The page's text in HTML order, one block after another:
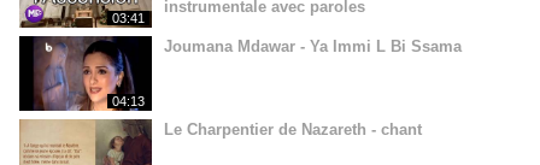
03:41
instrumentale avec paroles
04:13
Joumana Mdawar - Ya Immi L Bi Ssama
Le Charpentier de Nazareth - chant